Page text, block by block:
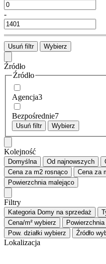
-
Usuń filtr Wybierz
Źródło
Źródło
Agencja3
Bezpośrednie7
Usuń filtr Wybierz
Kolejność
Domyślna Od najnowszych
Cena za m2 rosnąco Cena za
Powierzchnia malejąco
Filtry
Kategoria Domy na sprzedaż
Cena/m² wybierz Powierzchnia
Pow. działki wybierz Źródło
Lokalizacja